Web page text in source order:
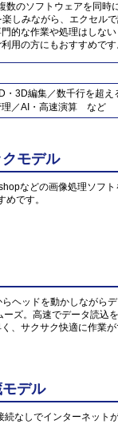
のソフトウェアを同時
しみながら、エクセル
的な作業や処理はしない
用の方にもおすすめです
・3D編集／数千行を超え
理／AI・高速演算 など
モデル
などの画像処理ソフト
です。
ヘッドを動かしながら
ズ。高速でデータ読込
、サクサク快適に作業が
デル
なしでインターネット